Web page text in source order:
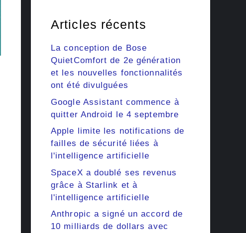
Articles récents
La conception de Bose
QuietComfort de 2e génération
et les nouvelles fonctionnalités
ont été divulguées
Google Assistant commence à
quitter Android le 4 septembre
Apple limite les notifications de
failles de sécurité liées à
l'intelligence artificielle
SpaceX a doublé ses revenus
grâce à Starlink et à
l'intelligence artificielle
Anthropic a signé un accord de
10 milliards de dollars avec